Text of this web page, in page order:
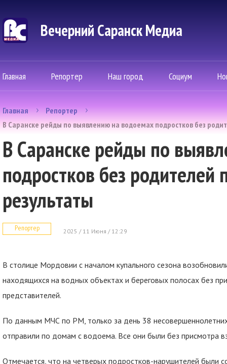
Вечерний Саранск Mедиа
Главная Репортер Наш город Социум
Главная
Репортер
В Саранске рейды по выявлению на водоемах подростков без
В Саранске рейды по
подростков без родителей
результаты
Репортер 2025 / 11 Июня / 12:29
В столице Мордовии с началом купального сезона
находящихся на водных объектах и береговых полосах без
представителей.
По данным МЧС по РМ, только за день 38
отправили по домам с водоема. Все они были без присмотра
Отмечается, что на четверых подростков-нарушителей были